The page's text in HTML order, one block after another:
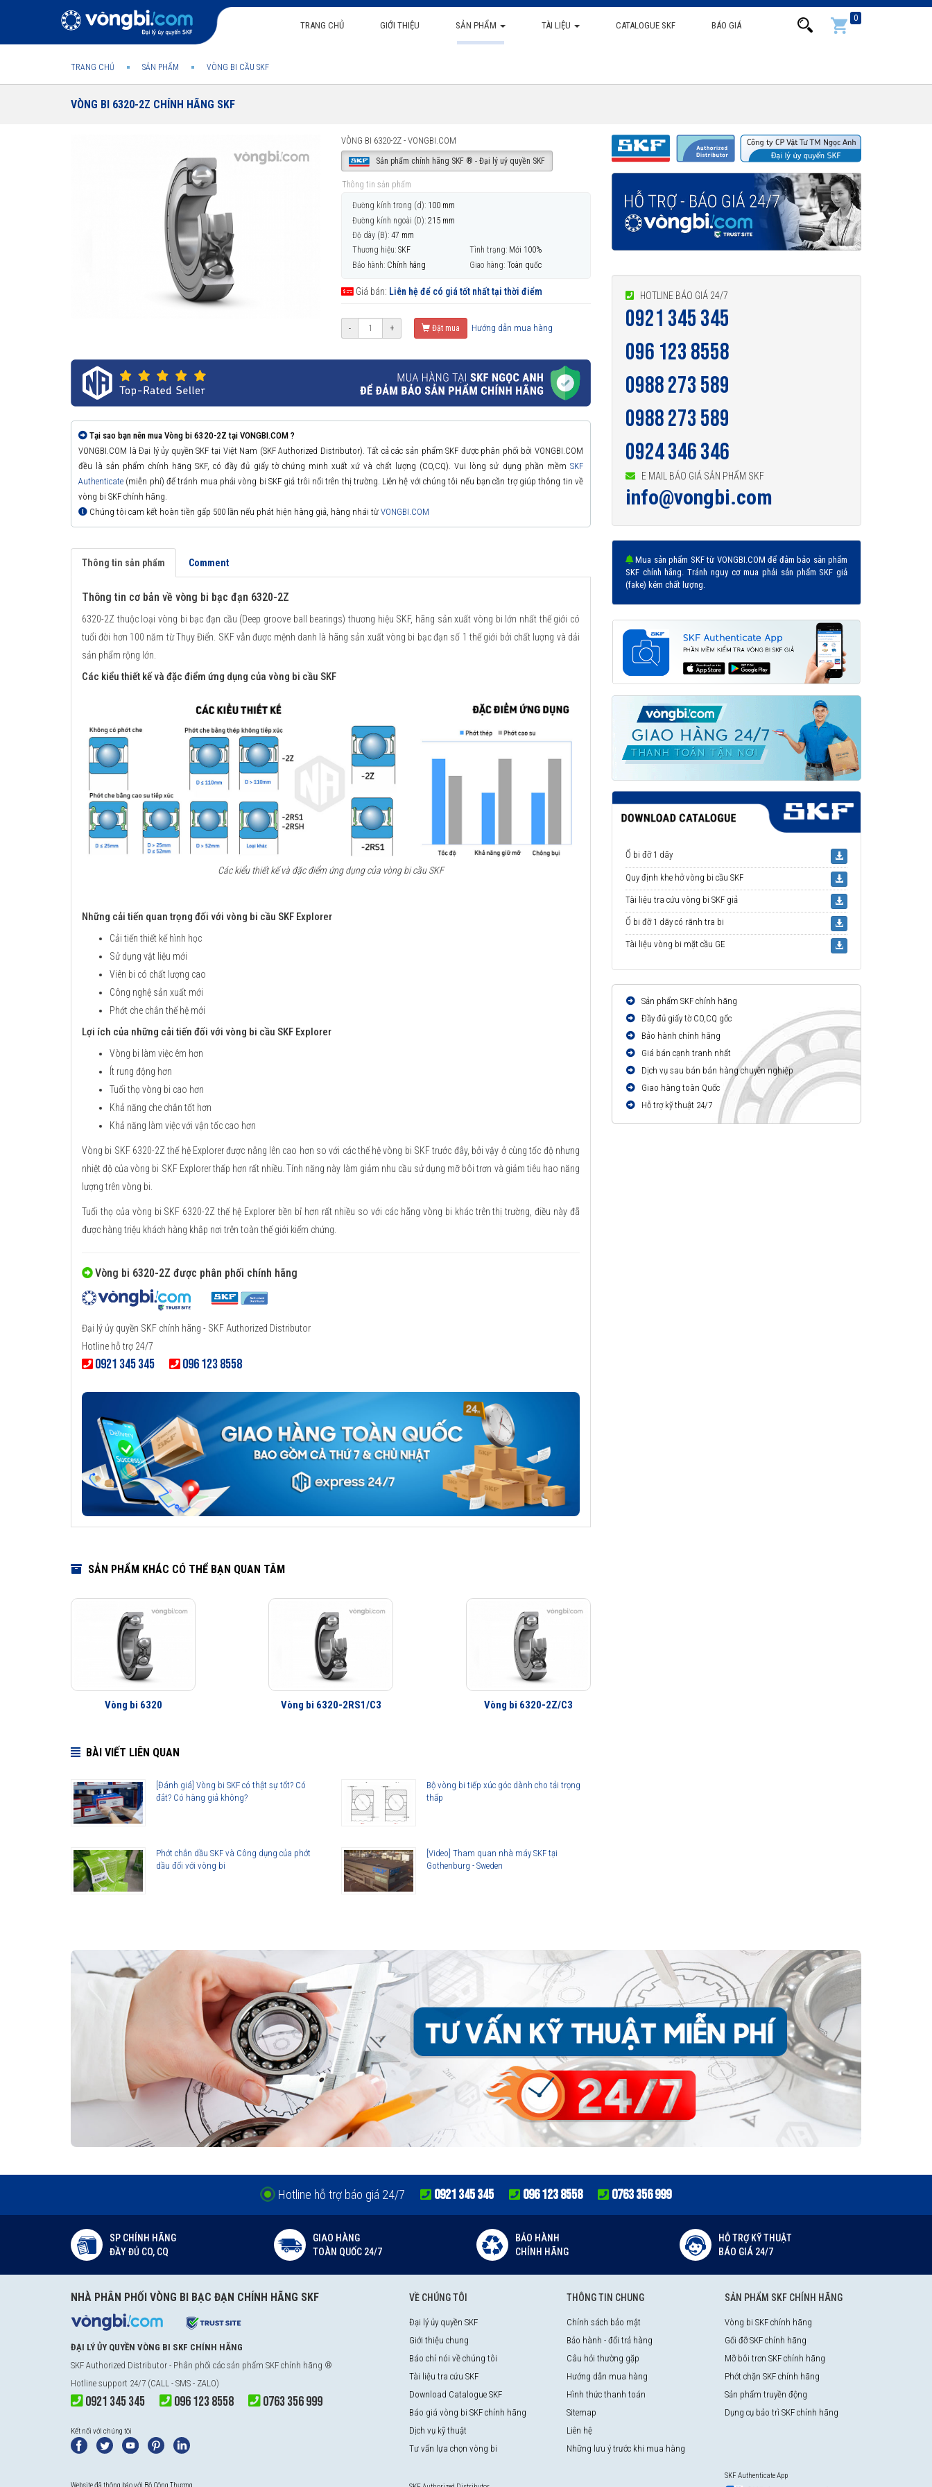
TRANG CHỦ GIỚI THIỆU SẢN PHẨM TÀI LIỆU CATALOGUE SKF BÁO GIÁ
0
TRANG CHỦ SẢN PHẨM VÒNG BI CẦU SKF
VÒNG BI 6320-2Z CHÍNH HÃNG SKF
VÒNG BI 6320-2Z - VONGBI.COM
Sản phẩm chính hãng SKF ® - Đại lý uỷ quyền SKF
Thông tin sản phẩm
Đường kính trong (d): 100 mm
Đường kính ngoài (D): 215 mm
Độ dày (B): 47 mm
Thương hiệu: SKF Tình trạng: Mới 100%
Bảo hành: Chính hãng Giao hàng: Toàn quốc
Giá bán: Liên hệ để có giá tốt nhất tại thời điểm
- + Đặt mua Hướng dẫn mua hàng
Tại sao bạn nên mua Vòng bi 6320-2Z tại VONGBI.COM ?
VONGBI.COM là Đại lý ủy quyền SKF tại Việt Nam (SKF Authorized Distributor). Tất cả các sản phẩm SKF được phân phối bởi VONGBI.COM
đều là sản phẩm chính hãng SKF, có đầy đủ giấy tờ chứng minh xuất xứ và chất lượng (CO,CQ). Vui lòng sử dụng phần mềm SKF
Authenticate (miễn phí) để tránh mua phải vòng bi SKF giả trôi nổi trên thị trường. Liên hệ với chúng tôi nếu bạn cần trợ giúp thông tin về
vòng bi SKF chính hãng.
Chúng tôi cam kết hoàn tiền gấp 500 lần nếu phát hiện hàng giả, hàng nhái từ VONGBI.COM
Thông tin sản phẩm Comment
Thông tin cơ bản về vòng bi bạc đạn 6320-2Z
6320-2Z thuộc loại vòng bi bạc đạn cầu (Deep groove ball bearings) thương hiệu SKF, hãng sản xuất vòng bi lớn nhất thế giới có
tuổi đời hơn 100 năm từ Thụy Điển. SKF vẫn được mệnh danh là hãng sản xuất vòng bi bạc đạn số 1 thế giới bởi chất lượng và dải
sản phẩm rộng lớn.
Các kiểu thiết kế và đặc điểm ứng dụng của vòng bi cầu SKF
Các kiểu thiết kế và đặc điểm ứng dụng của vòng bi cầu SKF
Những cải tiến quan trọng đối với vòng bi cầu SKF Explorer
Cải tiến thiết kế hình học
Sử dụng vật liệu mới
Viên bi có chất lượng cao
Công nghệ sản xuất mới
Phớt che chắn thế hệ mới
Lợi ích của những cải tiến đối với vòng bi cầu SKF Explorer
Vòng bi làm việc êm hơn
Ít rung động hơn
Tuổi thọ vòng bi cao hơn
Khả năng che chắn tốt hơn
Khả năng làm việc với vận tốc cao hơn
Vòng bi SKF 6320-2Z thế hệ Explorer được nâng lên cao hơn so với các thế hệ vòng bi SKF trước đây, bởi vậy ở cùng tốc độ nhưng
nhiệt độ của vòng bi SKF Explorer thấp hơn rất nhiều. Tính năng này làm giảm nhu cầu sử dụng mỡ bôi trơn và giảm tiêu hao năng
lượng trên vòng bi.
Tuổi thọ của vòng bi SKF 6320-2Z thế hệ Explorer bền bỉ hơn rất nhiều so với các hãng vòng bi khác trên thị trường, điều này đã
được hàng triệu khách hàng khắp nơi trên toàn thế giới kiểm chứng.
Vòng bi 6320-2Z được phân phối chính hãng
Đại lý ủy quyền SKF chính hãng - SKF Authorized Distributor
Hotline hỗ trợ 24/7
0921 345 345 096 123 8558
SẢN PHẨM KHÁC CÓ THỂ BẠN QUAN TÂM
Vòng bi 6320 Vòng bi 6320-2RS1/C3 Vòng bi 6320-2Z/C3
BÀI VIẾT LIÊN QUAN
[Đánh giá] Vòng bi SKF có thật sự tốt? Có
đắt? Có hàng giả không?
Bộ vòng bi tiếp xúc góc dành cho tải trọng
thấp
Phớt chắn dầu SKF và Công dụng của phớt
dầu đối với vòng bi
[Video] Tham quan nhà máy SKF tại
Gothenburg - Sweden
HOTLINE BÁO GIÁ 24/7
0921 345 345
096 123 8558
0988 273 589
0988 273 589
0924 346 346
E MAIL BÁO GIÁ SẢN PHẨM SKF
info@vongbi.com
Mua sản phẩm SKF từ VONGBI.COM để đảm bảo sản phẩm
SKF chính hãng. Tránh nguy cơ mua phải sản phẩm SKF giả
(fake) kém chất lượng.
Ổ bi đỡ 1 dãy
Quy định khe hở vòng bi cầu SKF
Tài liệu tra cứu vòng bi SKF giả
Ổ bi đỡ 1 dãy có rãnh tra bi
Tài liệu vòng bi mặt cầu GE
Sản phẩm SKF chính hãng
Đầy đủ giấy tờ CO,CQ gốc
Bảo hành chính hãng
Giá bán cạnh tranh nhất
Dịch vụ sau bán bán hàng chuyên nghiệp
Giao hàng toàn Quốc
Hỗ trợ kỹ thuật 24/7
Hotline hỗ trợ báo giá 24/7 0921 345 345 096 123 8558 0763 356 999
SP CHÍNH HÃNG
ĐẦY ĐỦ CO, CQ
GIAO HÀNG
TOÀN QUỐC 24/7
BẢO HÀNH
CHÍNH HÃNG
HỖ TRỢ KỸ THUẬT
BÁO GIÁ 24/7
NHÀ PHÂN PHỐI VÒNG BI BẠC ĐẠN CHÍNH HÃNG SKF
ĐẠI LÝ ỦY QUYỀN VÒNG BI SKF CHÍNH HÃNG
SKF Authorized Distributor - Phân phối các sản phẩm SKF chính hãng ®
Hotline support 24/7 (CALL - SMS - ZALO)
0921 345 345 096 123 8558 0763 356 999
Kết nối với chúng tôi
VỀ CHÚNG TÔI
Đại lý ủy quyền SKF
Giới thiệu chung
Báo chí nói về chúng tôi
Tài liệu tra cứu SKF
Download Catalogue SKF
Báo giá vòng bi SKF chính hãng
Dịch vụ kỹ thuật
Tư vấn lựa chọn vòng bi
THÔNG TIN CHUNG
Chính sách bảo mật
Bảo hành - đổi trả hàng
Câu hỏi thường gặp
Hướng dẫn mua hàng
Hình thức thanh toán
Sitemap
Liên hệ
Những lưu ý trước khi mua hàng
SẢN PHẨM SKF CHÍNH HÃNG
Vòng bi SKF chính hãng
Gối đỡ SKF chính hãng
Mỡ bôi trơn SKF chính hãng
Phớt chặn SKF chính hãng
Sản phẩm truyền động
Dụng cụ bảo trì SKF chính hãng
SKF Authenticate App